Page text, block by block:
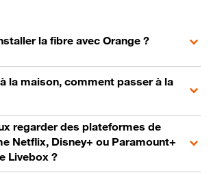
la fibre avec Orange ?
la maison, comment passer à la
regarder des plateformes de
Netflix, Disney+ ou Paramount+
Livebox ?